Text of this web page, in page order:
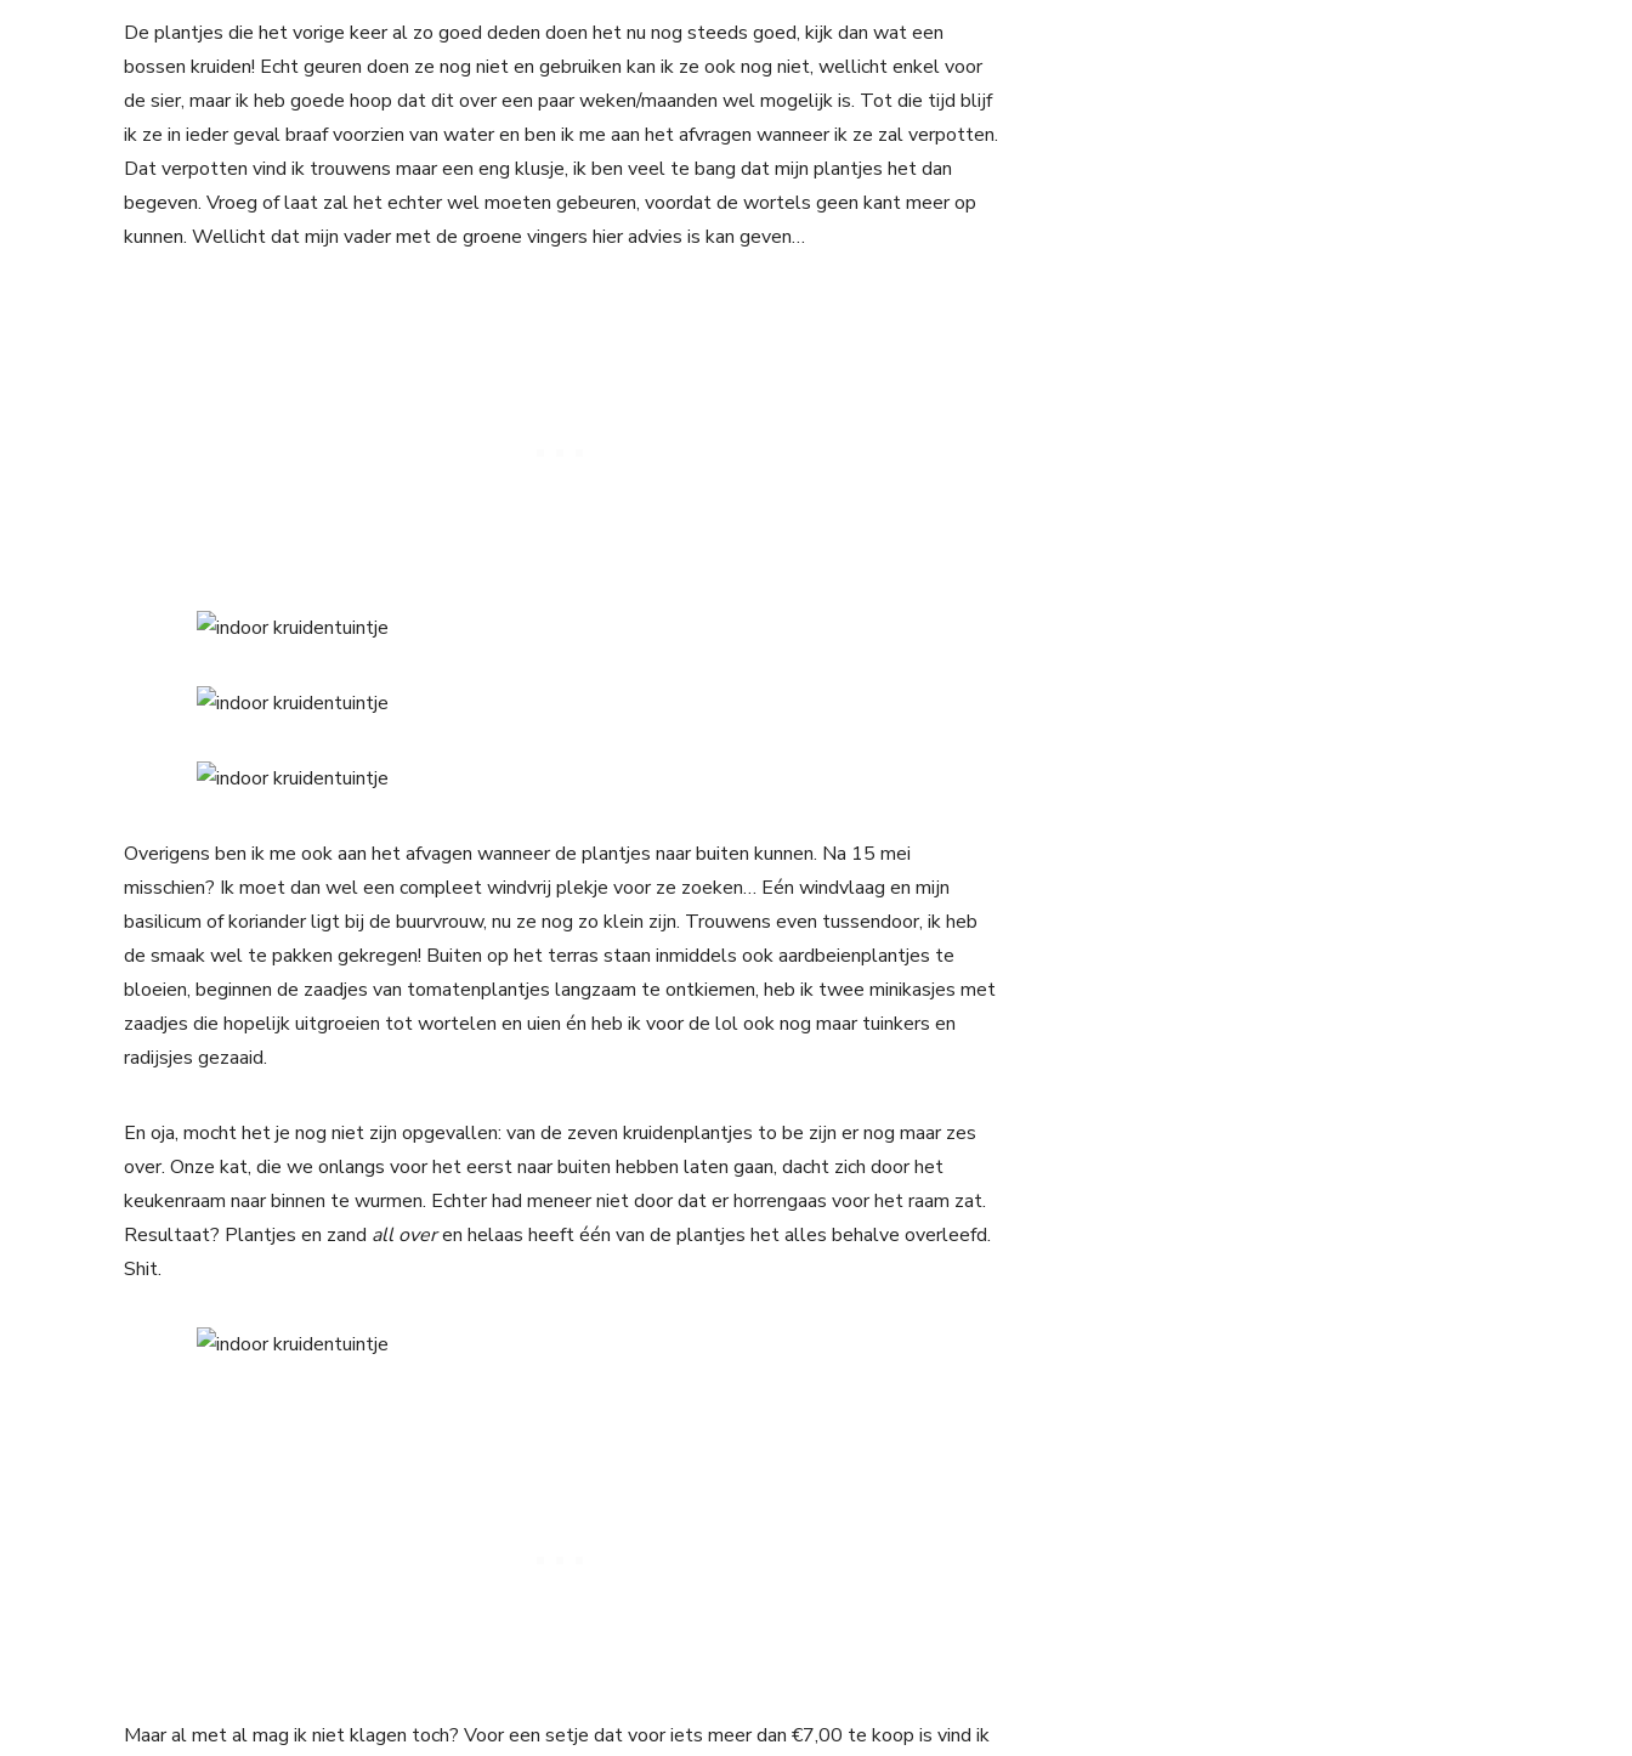
De plantjes die het vorige keer al zo goed deden doen het nu nog steeds goed, kijk dan wat een
bossen kruiden! Echt geuren doen ze nog niet en gebruiken kan ik ze ook nog niet, wellicht enkel voor
de sier, maar ik heb goede hoop dat dit over een paar weken/maanden wel mogelijk is. Tot die tijd blijf
ik ze in ieder geval braaf voorzien van water en ben ik me aan het afvragen wanneer ik ze zal verpotten.
Dat verpotten vind ik trouwens maar een eng klusje, ik ben veel te bang dat mijn plantjes het dan
begeven. Vroeg of laat zal het echter wel moeten gebeuren, voordat de wortels geen kant meer op
kunnen. Wellicht dat mijn vader met de groene vingers hier advies is kan geven…
Overigens ben ik me ook aan het afvagen wanneer de plantjes naar buiten kunnen. Na 15 mei
misschien? Ik moet dan wel een compleet windvrij plekje voor ze zoeken… Eén windvlaag en mijn
basilicum of koriander ligt bij de buurvrouw, nu ze nog zo klein zijn. Trouwens even tussendoor, ik heb
de smaak wel te pakken gekregen! Buiten op het terras staan inmiddels ook aardbeienplantjes te
bloeien, beginnen de zaadjes van tomatenplantjes langzaam te ontkiemen, heb ik twee minikasjes met
zaadjes die hopelijk uitgroeien tot wortelen en uien én heb ik voor de lol ook nog maar tuinkers en
radijsjes gezaaid.
En oja, mocht het je nog niet zijn opgevallen: van de zeven kruidenplantjes to be zijn er nog maar zes
over. Onze kat, die we onlangs voor het eerst naar buiten hebben laten gaan, dacht zich door het
keukenraam naar binnen te wurmen. Echter had meneer niet door dat er horrengaas voor het raam zat.
Resultaat? Plantjes en zand all overen helaas heeft één van de plantjes het alles behalve overleefd.
Shit.
Maar al met al mag ik niet klagen toch? Voor een setje dat voor iets meer dan €7,00 te koop is vind ik